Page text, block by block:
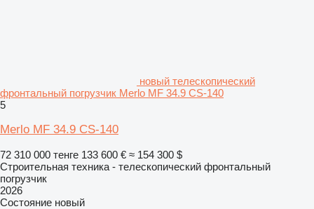
новый телескопический
фронтальный погрузчик Merlo MF 34.9 CS-140
5
Merlo MF 34.9 CS-140
72 310 000 тенге 133 600 € ≈ 154 300 $
Строительная техника - телескопический фронтальный
погрузчик
2026
Состояние новый